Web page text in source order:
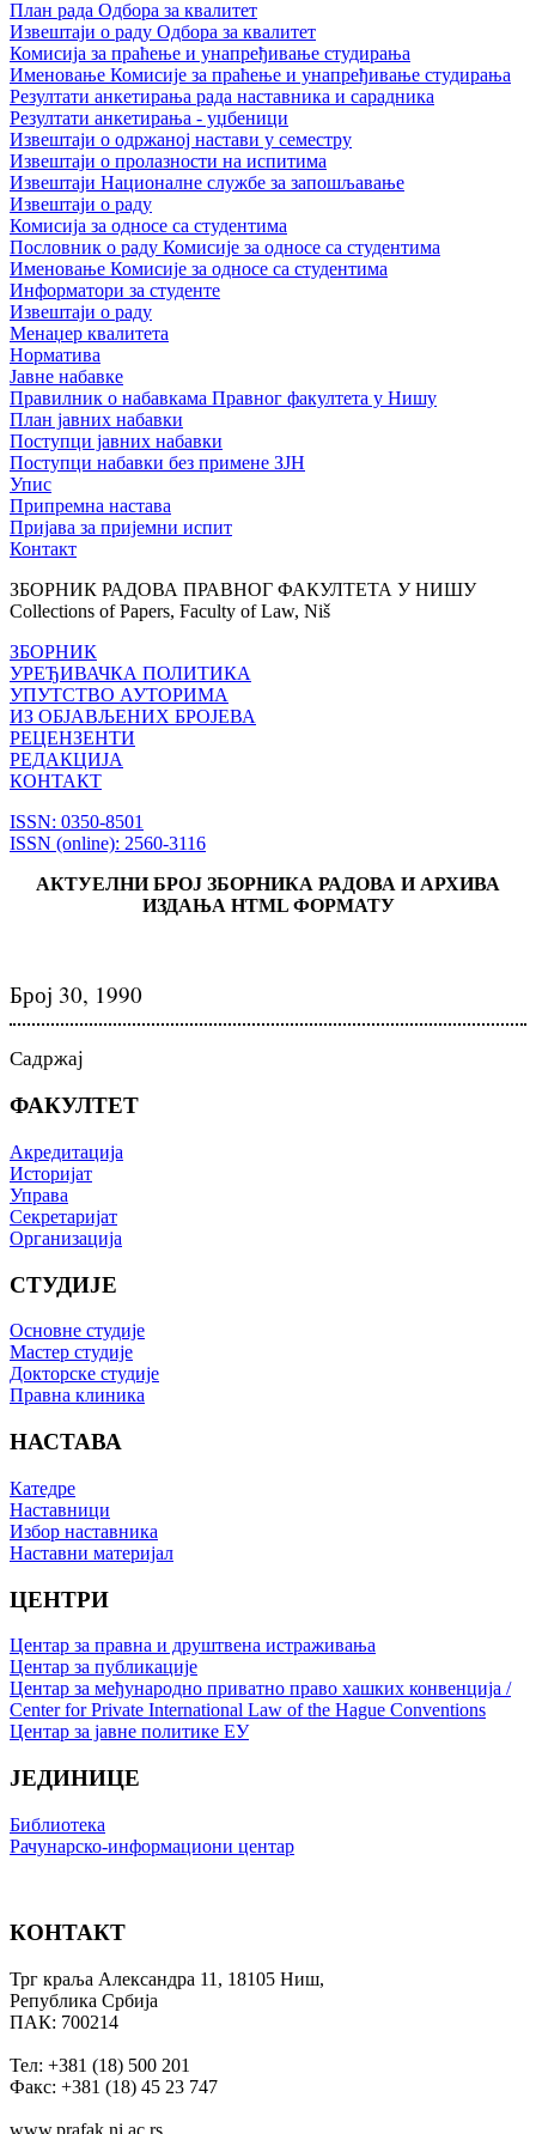
План рада Одбора за квалитет
Извештаји о раду Одбора за квалитет
Комисија за праћење и унапређивање студирања
Именовање Комисије за праћење и унапређивање студирања
Резултати анкетирања рада наставника и сарадника
Резултати анкетирања - уџбеници
Извештаји о одржаној настави у семестру
Извештаји о пролазности на испитима
Извештаји Националне службе за запошљавање
Извештаји о раду
Комисија за односе са студентима
Пословник о раду Комисије за односе са студентима
Именовање Комисије за односе са студентима
Информатори за студенте
Извештаји о раду
Менаџер квалитета
Норматива
Јавне набавке
Правилник о набавкама Правног факултета у Нишу
План јавних набавки
Поступци јавних набавки
Поступци набавки без примене ЗЈН
Упис
Припремна настава
Пријава за пријемни испит
Контакт
ЗБОРНИК РАДОВА ПРАВНОГ ФАКУЛТЕТА У НИШУ
Collections of Papers, Faculty of Law, Niš
ЗБОРНИК
УРЕЂИВАЧКА ПОЛИТИКА
УПУТСТВО АУТОРИМА
ИЗ ОБЈАВЉЕНИХ БРОЈЕВА
РЕЦЕНЗЕНТИ
РЕДАКЦИЈА
КОНТАКТ
ISSN: 0350-8501
ISSN (online): 2560-3116
АКТУЕЛНИ БРОЈ ЗБОРНИКА РАДОВА И АРХИВА
ИЗДАЊА HTML ФОРМАТУ
Број 30, 1990
Садржај
ФАКУЛТЕТ
Акредитација
Историјат
Управа
Секретаријат
Организација
СТУДИЈЕ
Основне студије
Мастер студије
Докторске студије
Правна клиника
НАСТАВА
Катедре
Наставници
Избор наставника
Наставни материјал
ЦЕНТРИ
Центар за правна и друштвена истраживања
Центар за публикације
Центар за међународно приватно право хашких конвенција /
Center for Private International Law of the Hague Conventions
Центар за јавне политике ЕУ
ЈЕДИНИЦЕ
Библиотека
Рачунарско-информациони центар
КОНТАКТ
Трг краља Александра 11, 18105 Ниш,
Република Србија
ПАК: 700214
Тел: +381 (18) 500 201
Факс: +381 (18) 45 23 747